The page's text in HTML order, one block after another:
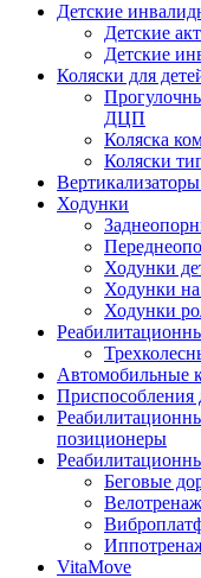
Детские
Детские
Детские
Коляски для
ДЦП
Коляска
Коляски
Ходунки
Ходунки
Ходунки на
Ходунки
Автомобильные
Приспособления
позиционеры
Беговые
VitaMove